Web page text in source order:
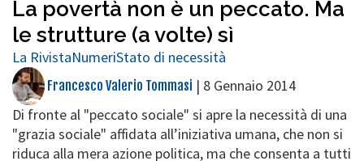
La povertà non è un peccato. Ma
le strutture (a volte) sì
La RivistaNumeriStato di necessità
Francesco Valerio Tommasi | 8 Gennaio 2014
Di fronte al "peccato sociale" si apre la necessità di una
"grazia sociale" affidata all’iniziativa umana, che non si
riduca alla mera azione politica, ma che consenta a tutti